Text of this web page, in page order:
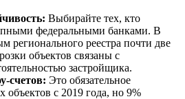
Выбирайте тех, кто
федеральными банками. В
регионального реестра почти две
объектов связаны с
застройщика.
счетов: Это обязательное
объектов с 2019 года, но 9%